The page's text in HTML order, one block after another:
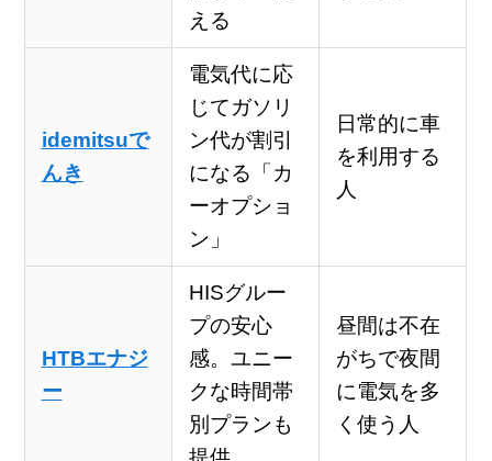
える
idemitsuで
んき
電気代に応
じてガソリ
ン代が割引
になる「カ
ーオプショ
ン」
日常的に車
を利用する
人
HTBエナジ
ー
HISグルー
プの安心
感。ユニー
クな時間帯
別プランも
昼間は不在
がちで夜間
に電気を多
く使う人